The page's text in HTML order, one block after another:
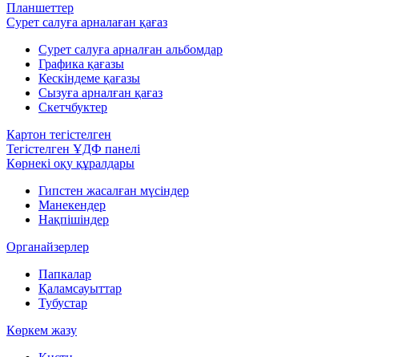
Планшеттер
Сурет салуға арналаған қағаз
Сурет салуға арналған альбомдар
Графика қағазы
Кескіндеме қағазы
Сызуға арналған қағаз
Скетчбуктер
Картон тегістелген
Тегістелген ҰДФ панелі
Көрнекі оқу құралдары
Гипстен жасалған мүсіндер
Манекендер
Нақпішіндер
Органайзерлер
Папкалар
Қаламсауыттар
Тубустар
Көркем жазу